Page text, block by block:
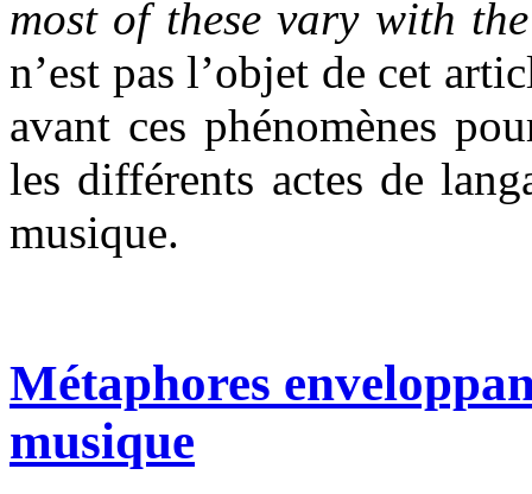
most of these vary with
n’est pas l’objet de cet
avant ces phénomènes
les différents actes de
musique.
Métaphores
musique